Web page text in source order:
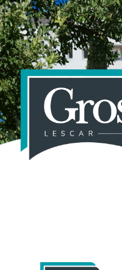
Aller
au
contenu
principal